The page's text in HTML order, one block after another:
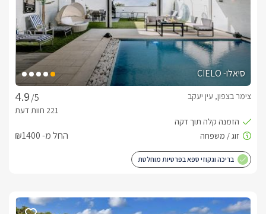
סיאלו- CIELO
/5
צימר בצפון, עין יעקב
החל מ- ₪1400
בריכה וגקוזי ספא בפרטיות מוחלטת